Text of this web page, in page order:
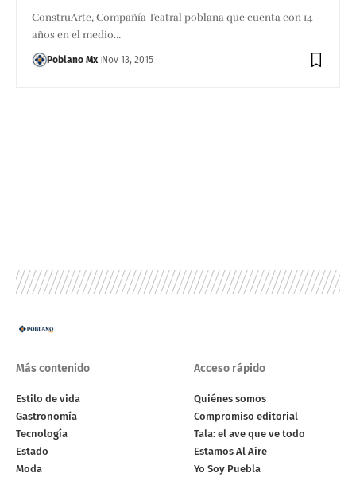
ConstruArte, Compañía Teatral poblana que cuenta con 14
años en el medio…
Poblano Mx Nov 13, 2015
Más contenido
Estilo de vida
Gastronomía
Tecnología
Estado
Moda
Acceso rápido
Quiénes somos
Compromiso editorial
Tala: el ave que ve todo
Estamos Al Aire
Yo Soy Puebla